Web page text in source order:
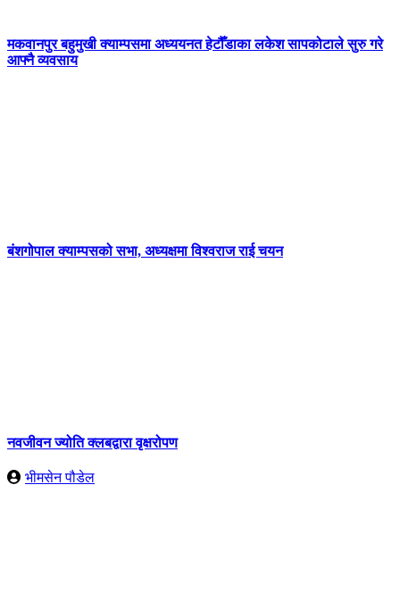
मकवानपुर बहुमुखी क्याम्पसमा अध्ययनत हेटौँडाका लकेश सापकोटाले सुरु गरे
आफ्नै व्यवसाय
बंशगोपाल क्याम्पसको सभा, अध्यक्षमा विश्वराज राई चयन
नवजीवन ज्योति क्लबद्वारा वृक्षरोपण
भीमसेन पौडेल